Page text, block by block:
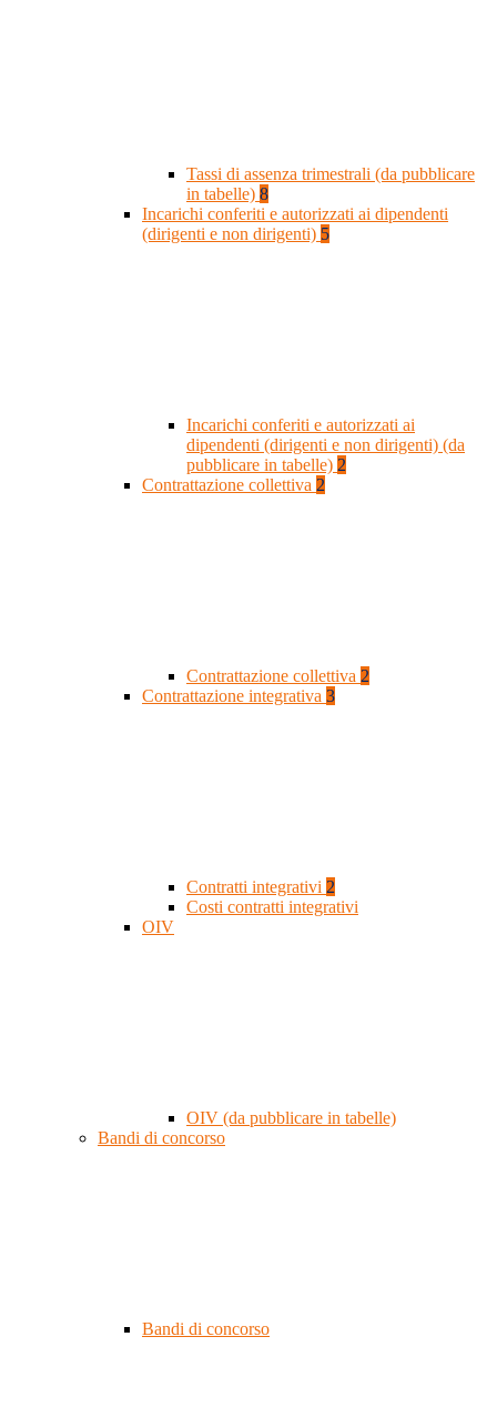
Tassi di assenza trimestrali (da pubblicare
in tabelle) 8
Incarichi conferiti e autorizzati ai dipendenti
(dirigenti e non dirigenti) 5
Incarichi conferiti e autorizzati ai
dipendenti (dirigenti e non dirigenti) (da
pubblicare in tabelle) 2
Contrattazione collettiva 2
Contrattazione collettiva 2
Contrattazione integrativa 3
Contratti integrativi 2
Costi contratti integrativi
OIV
OIV (da pubblicare in tabelle)
Bandi di concorso
Bandi di concorso